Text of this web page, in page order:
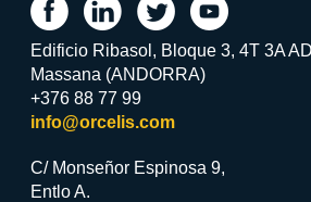
Edificio Ribasol, Bloque 3, 4T 3A
Massana (ANDORRA)
+376 88 77 99
info@orcelis.com
C/ Monseñor Espinosa 9,
Entlo A.